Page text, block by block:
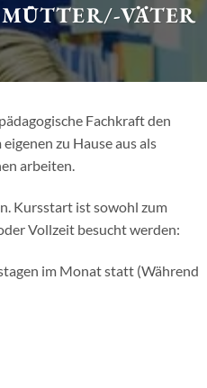
VÄTER
Fachkraft den
zu Hause aus als
arbeiten.
Kursstart ist sowohl zum
Vollzeit besucht werden:
im Monat statt (Während